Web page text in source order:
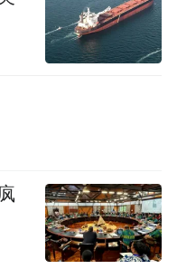
的意义远不止奖牌
在内的视频、图片或音
风号”用户上传并发